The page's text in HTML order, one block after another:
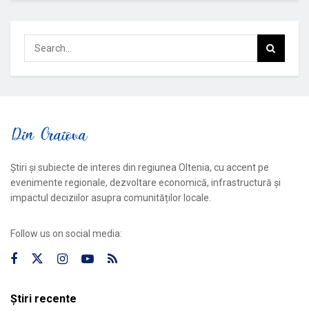
Știri și subiecte de interes din regiunea Oltenia, cu accent pe
evenimente regionale, dezvoltare economică, infrastructură și
impactul deciziilor asupra comunităților locale.
Follow us on social media:
Știri recente